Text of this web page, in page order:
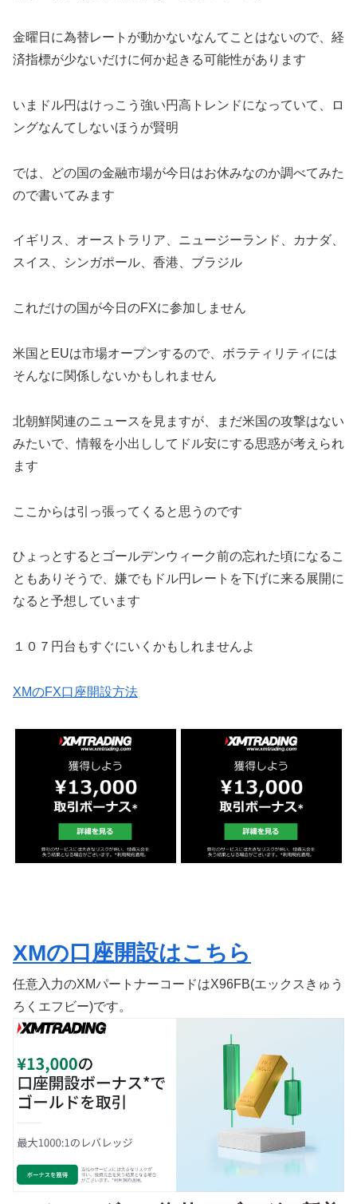
金曜日に為替レートが動かないなんてことはないので、経
済指標が少ないだけに何か起きる可能性があります
いまドル円はけっこう強い円高トレンドになっていて、ロ
ングなんてしないほうが賢明
では、どの国の金融市場が今日はお休みなのか調べてみた
ので書いてみます
イギリス、オーストラリア、ニュージーランド、カナダ、
スイス、シンガポール、香港、ブラジル
これだけの国が今日のFXに参加しません
米国とEUは市場オープンするので、ボラティリティには
そんなに関係しないかもしれません
北朝鮮関連のニュースを見ますが、まだ米国の攻撃はない
みたいで、情報を小出ししてドル安にする思惑が考えられ
ます
ここからは引っ張ってくると思うのです
ひょっとするとゴールデンウィーク前の忘れた頃になるこ
ともありそうで、嫌でもドル円レートを下げに来る展開に
なると予想しています
１０７円台もすぐにいくかもしれませんよ
XMのFX口座開設方法
XMの口座開設はこちら
任意入力のXMパートナーコードはX96FB(エックスきゅう
ろくエフビー)です。